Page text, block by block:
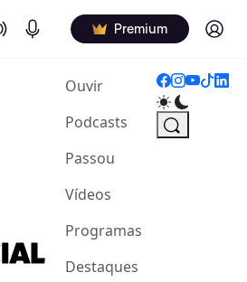
Podcasts Premium Log in
Ouvir(current)
Podcasts
Passou
Vídeos
Programas
Destaques